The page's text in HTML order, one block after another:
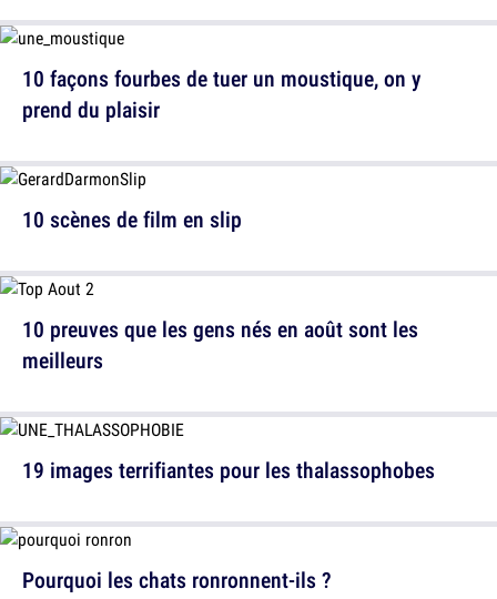
10 scènes de film en slip
19 images terrifiantes pour les thalassophobes
10 façons fourbes de tuer un moustique, on y
prend du plaisir
10 preuves que les gens nés en août sont les
meilleurs
Pourquoi les chats ronronnent-ils ?